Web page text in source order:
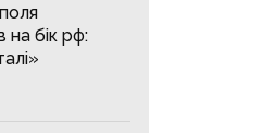
на бік рф: